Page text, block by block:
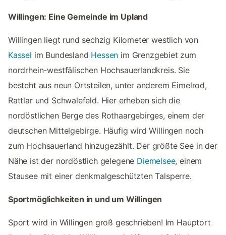
Willingen: Eine Gemeinde im Upland
Willingen liegt rund sechzig Kilometer westlich von
Kassel im Bundesland Hessen im Grenzgebiet zum
nordrhein-westfälischen Hochsauerlandkreis. Sie
besteht aus neun Ortsteilen, unter anderem Eimelrod,
Rattlar und Schwalefeld. Hier erheben sich die
nordöstlichen Berge des Rothaargebirges, einem der
deutschen Mittelgebirge. Häufig wird Willingen noch
zum Hochsauerland hinzugezählt. Der größte See in der
Nähe ist der nordöstlich gelegene Diemelsee, einem
Stausee mit einer denkmalgeschützten Talsperre.
Sportmöglichkeiten in und um Willingen
Sport wird in Willingen groß geschrieben! Im Hauptort